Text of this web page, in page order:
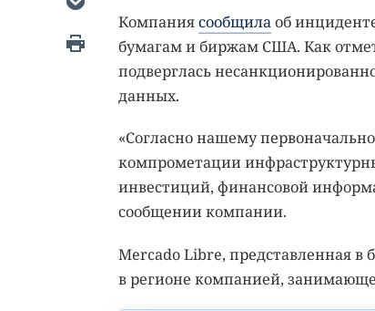
Компаниясообщилаоб
бумагам и биржам США. Как
подверглась
данных.
«Согласно нашему
компрометации
инвестиций, финансовой
сообщении компании.
Mercado Libre, представленная
в регионе компанией,